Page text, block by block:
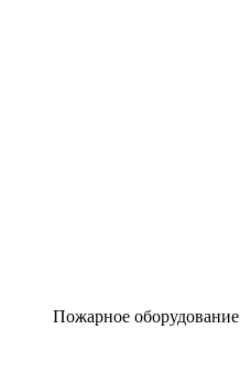
Пожарное оборудование